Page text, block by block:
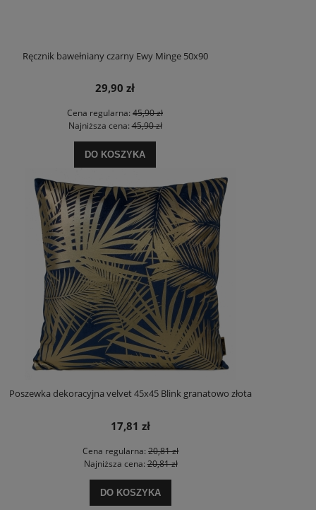
Ręcznik bawełniany czarny Ewy Minge 50x90
29,90 zł
Cena regularna: 45,90 zł
Najniższa cena:45,90 zł
DO KOSZYKA
Poszewka dekoracyjna velvet 45x45 Blink granatowo złota
17,81 zł
Cena regularna: 20,81 zł
Najniższa cena:20,81 zł
DO KOSZYKA